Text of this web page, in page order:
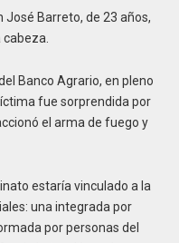
José Barreto, de 23 años,
cabeza.
Banco Agrario, en pleno
fue sorprendida por
el arma de fuego y
estaría vinculado a la
una integrada por
por personas del